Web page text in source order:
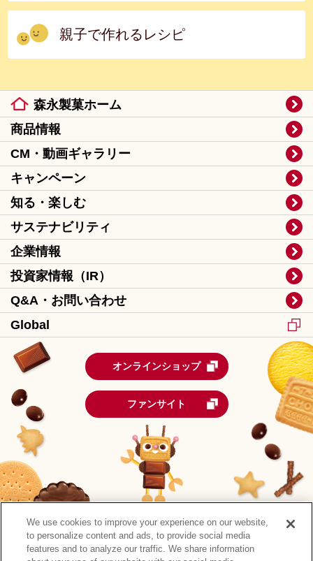
親子で作れるレシピ
森永製菓ホーム
商品情報
CM・動画ギャラリー
キャンペーン
知る・楽しむ
サステナビリティ
企業情報
投資家情報（IR）
Q&A・お問い合わせ
Global
オンラインショップ
ファンサイト
We use cookies to improve your experience on our website,
to personalize content and ads, to provide social media
features and to analyze our traffic. We share information